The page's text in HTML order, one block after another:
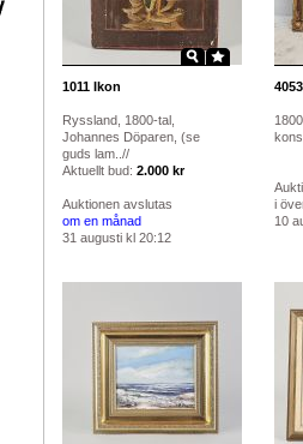
1011 Ikon
Ryssland, 1800-tal,
Johannes Döparen, (se
guds lam..//
Aktuellt bud: 2.000 kr
Auktionen avslutas
om en månad
31 augusti kl 20:12
4053
i
10